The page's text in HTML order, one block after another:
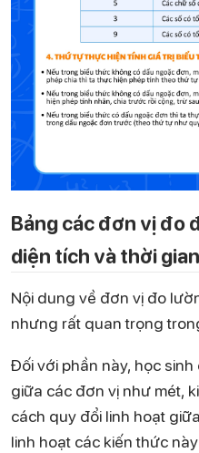
Bảng các đơn vị đo
diện tích và thời gian
Nội dung về đơn vị đo
nhưng rất quan trọng
Đối với phần này, học
giữa các đơn vị như mét,
cách quy đổi linh hoạt
linh hoạt các kiến thức